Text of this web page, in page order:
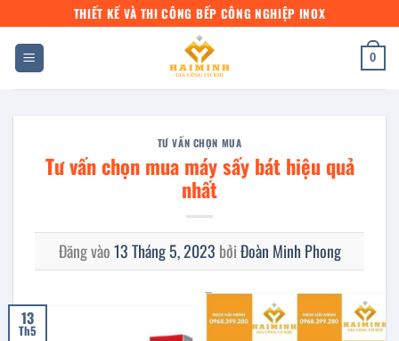
qua
dung
THIẾT KẾ VÀ THI CÔNG BẾP CÔNG NGHIỆP INOX
0
TƯ VẤN CHỌN MUA
Tư vấn chọn mua máy sấy bát hiệu quả
nhất
Đăng vào13 Tháng 5, 2023 bởiĐoàn Minh Phong
13
Th5